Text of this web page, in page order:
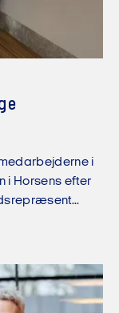
i
i Horsens efter